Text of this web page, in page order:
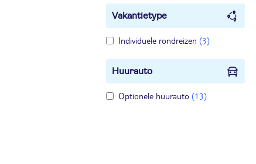
Vakantietype
Individuele rondreizen (3)
Huurauto
Optionele huurauto (13)